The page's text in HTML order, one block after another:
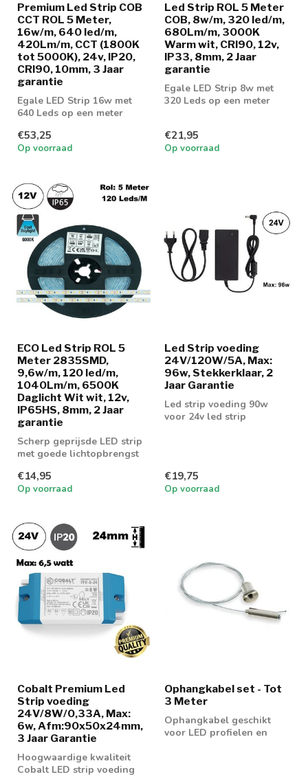
Premium Led Strip COB
CCT ROL 5 Meter,
16w/m, 640 led/m,
420Lm/m, CCT (1800K
tot 5000K), 24v, IP20,
CRI90, 10mm, 3 Jaar
garantie
Egale LED Strip 16w met
640 Leds op een meter
Techniek met CCT ...
€53,25
Op voorraad
Led Strip ROL 5 Meter
COB, 8w/m, 320 led/m,
680Lm/m, 3000K
Warm wit, CRI90, 12v,
IP33, 8mm, 2 Jaar
garantie
Egale LED Strip 8w met
320 Leds op een meter
€21,95
Op voorraad
ECO Led Strip ROL 5
Meter 2835SMD,
9,6w/m, 120 led/m,
1040Lm/m, 6500K
Daglicht Wit wit, 12v,
IP65HS, 8mm, 2 Jaar
garantie
Scherp geprijsde LED strip
met goede lichtopbrengst
€14,95
Op voorraad
Led Strip voeding
24V/120W/5A, Max:
96w, Stekkerklaar, 2
Jaar Garantie
Led strip voeding 90w
voor 24v led strip
€19,75
Op voorraad
Cobalt Premium Led
Strip voeding
24V/8W/0,33A, Max:
6w, Afm:90x50x24mm,
3 Jaar Garantie
Hoogwaardige kwaliteit
Cobalt LED strip voeding
Ophangkabel set - Tot
3 Meter
Ophangkabel geschikt
voor LED profielen en